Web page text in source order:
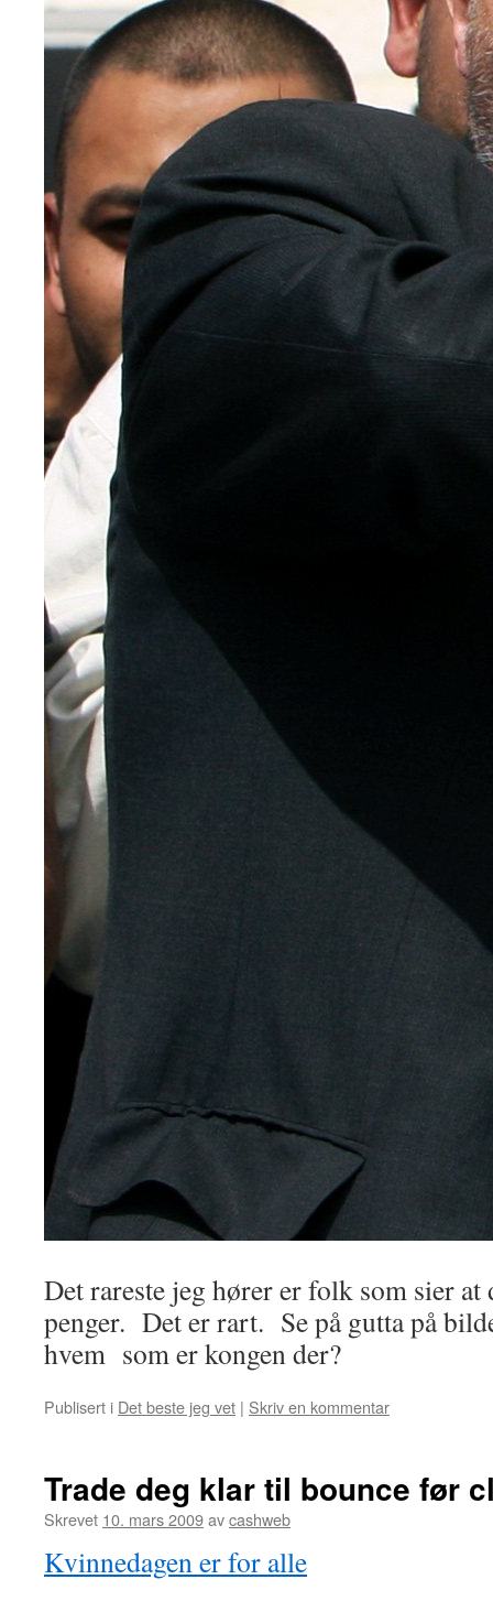
Det rareste jeg hører er folk som sier
penger. Det er rart. Se på gutta på
hvem som er kongen der?
Publisert i Det beste jeg vet | Skriv en kommentar
Trade deg klar til bounce før
Skrevet 10. mars 2009avcashweb
Kvinnedagen er for alle